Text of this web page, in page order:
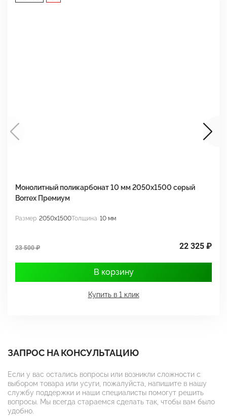
Монолитный поликарбонат 10 мм 2050х1500 серый
Borrex Премиум
Размер 2050x1500Толщина 10 мм
23 500 ₽ 22 325 ₽
В корзину
Купить в 1 клик
ЗАПРОС НА КОНСУЛЬТАЦИЮ
Если у вас остались вопросы или возникли сложности с
выбором товара или усуги, пожалуйста, напишите в нашу
службу поддержки и наши специалисты помогут решить
вопросы. Мы всегда стараемся сделать так, чтобы вам было
удобно.